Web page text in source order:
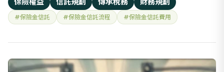
們來自證券、銀行、保險業、投信投顧業，大家彼此交流投資
理財和財務規劃資訊。 同學小方 CFP 分享，香港知名藝人沈殿
#保險金信託 #保險金信託流程 #保險金信託費用